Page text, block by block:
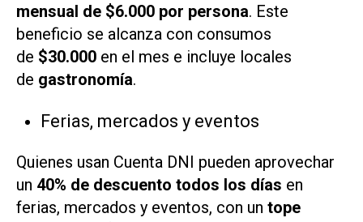
mensual de $6.000 por persona. Este
beneficio se alcanza con consumos
de $30.000 en el mes e incluye locales
de gastronomía.
Ferias, mercados y eventos
Quienes usan Cuenta DNI pueden aprovechar
un 40% de descuento todos los días en
ferias, mercados y eventos, con un tope